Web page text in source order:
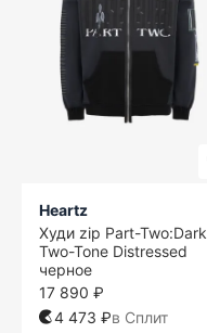
Heartz
Худи zip Part-Two:Dark
Two-Tone Distressed
черное
17 890 ₽
4 473 ₽в Сплит